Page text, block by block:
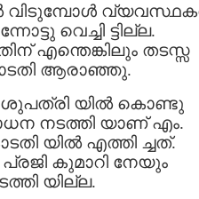
വിടുമ്പോള്‍
വെച്ചി ട്ടില്ല.
എന്തെങ്കിലും തടസ്സ
ആരാഞ്ഞു.
യില്‍ കൊണ്ടു
നടത്തി യാണ്‌ എം.
യില്‍ എത്തി ച്ചത്.
കുമാറി നേയും
യില്ല.